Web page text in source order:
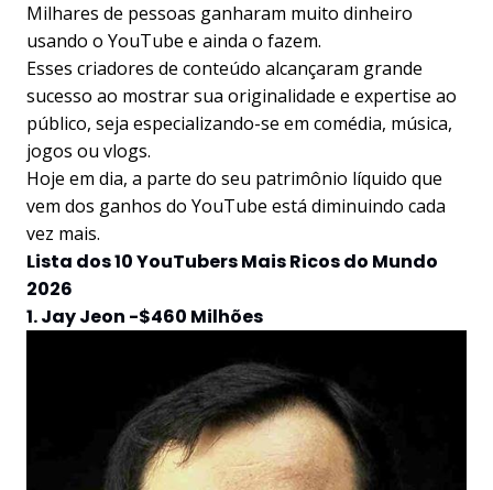
Milhares de pessoas ganharam muito dinheiro
usando o YouTube e ainda o fazem.
Esses criadores de conteúdo alcançaram grande
sucesso ao mostrar sua originalidade e expertise ao
público, seja especializando-se em comédia, música,
jogos ou vlogs.
Hoje em dia, a parte do seu patrimônio líquido que
vem dos ganhos do YouTube está diminuindo cada
vez mais.
Lista dos 10 YouTubers Mais Ricos do Mundo
2026
1. Jay Jeon -$460 Milhões